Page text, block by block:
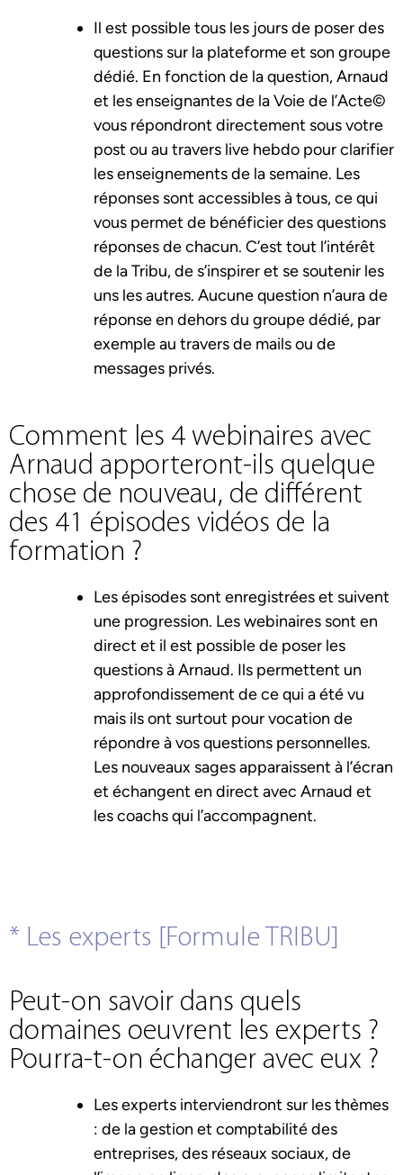
Il est possible tous les jours de poser des
questions sur la plateforme et son groupe
dédié. En fonction de la question, Arnaud
et les enseignantes de la Voie de l’Acte©
vous répondront directement sous votre
post ou au travers live hebdo pour clarifier
les enseignements de la semaine. Les
réponses sont accessibles à tous, ce qui
vous permet de bénéficier des questions
réponses de chacun. C’est tout l’intérêt
de la Tribu, de s’inspirer et se soutenir les
uns les autres. Aucune question n’aura de
réponse en dehors du groupe dédié, par
exemple au travers de mails ou de
messages privés.
Comment les 4 webinaires avec
Arnaud apporteront-ils quelque
chose de nouveau, de différent
des 41 épisodes vidéos de la
formation ?
Les épisodes sont enregistrées et suivent
une progression. Les webinaires sont en
direct et il est possible de poser les
questions à Arnaud. Ils permettent un
approfondissement de ce qui a été vu
mais ils ont surtout pour vocation de
répondre à vos questions personnelles.
Les nouveaux sages apparaissent à l’écran
et échangent en direct avec Arnaud et
les coachs qui l’accompagnent.
* Les experts [Formule TRIBU]
Peut-on savoir dans quels
domaines oeuvrent les experts ?
Pourra-t-on échanger avec eux ?
Les experts interviendront sur les thèmes
: de la gestion et comptabilité des
entreprises, des réseaux sociaux, de